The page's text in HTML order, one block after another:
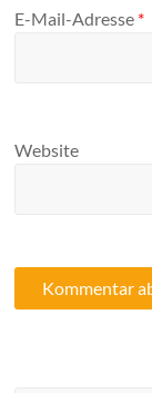
E-Mail-Adresse *
Website